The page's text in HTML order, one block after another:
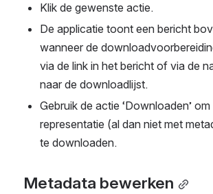
Klik de gewenste actie.
De applicatie toont een bericht
wanneer de
via de link in het bericht of via de
naar de downloadlijst.
Gebruik de actie ‘Downloaden’ om
representatie (al dan niet met
te downloaden.
Metadata bewerken